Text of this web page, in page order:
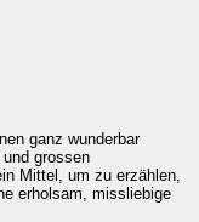
ganz wunderbar
grossen
Mittel, um zu erzählen,
erholsam, missliebige